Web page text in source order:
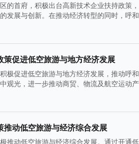
的首府，积极出台高新技术企业扶持政策
发展与创新。在推动经济转型的同时，呼
策促进低空旅游与地方经济发展
极促进低空旅游与地方经济发展，推动呼
观光，进一步推动商贸、物流及航空运动
推动低空旅游与经济综合发展
推动低空旅游与经济综合发展。通过开通